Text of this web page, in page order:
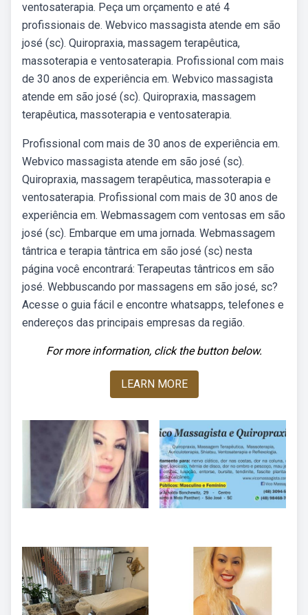
ventosaterapia. Peça um orçamento e até 4
profissionais de. Webvico massagista atende em são
josé (sc). Quiropraxia, massagem terapêutica,
massoterapia e ventosaterapia. Profissional com mais
de 30 anos de experiência em. Webvico massagista
atende em são josé (sc). Quiropraxia, massagem
terapêutica, massoterapia e ventosaterapia.
Profissional com mais de 30 anos de experiência em.
Webvico massagista atende em são josé (sc).
Quiropraxia, massagem terapêutica, massoterapia e
ventosaterapia. Profissional com mais de 30 anos de
experiência em. Webmassagem com ventosas em são
josé (sc). Embarque em uma jornada. Webmassagem
tântrica e terapia tântrica em são josé (sc) nesta
página você encontrará: Terapeutas tântricos em são
josé. Webbuscando por massagens em são josé, sc?
Acesse o guia fácil e encontre whatsapps, telefones e
endereços das principais empresas da região.
For more information, click the button below.
LEARN MORE